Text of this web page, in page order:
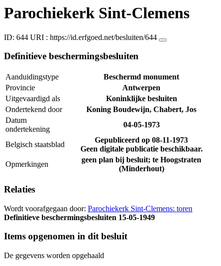
Parochiekerk Sint-Clemens
ID: 644 URI : https://id.erfgoed.net/besluiten/644
Definitieve beschermingsbesluiten
Aanduidingstype
Beschermd monument
Provincie
Antwerpen
Uitgevaardigd als
Koninklijke besluiten
Ondertekend door
Koning Boudewijn, Chabert, Jos
Datum
ondertekening
04-05-1973
Belgisch staatsblad
Gepubliceerd op 08-11-1973
Geen digitale publicatie beschikbaar.
Opmerkingen
geen plan bij besluit; te Hoogstraten
(Minderhout)
Relaties
Wordt voorafgegaan door: Parochiekerk Sint-Clemens: toren
Definitieve beschermingsbesluiten 15-05-1949
Items opgenomen in dit besluit
De gegevens worden opgehaald